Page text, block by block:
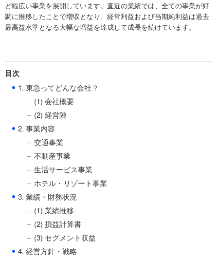
ど幅広い事業を展開しています。直近の業績では、全ての事業が好
調に推移したことで増収となり、経常利益および当期純利益は過去
最高益水準となる大幅な増益を達成して成長を続けています。
目次
● 1. 東急ってどんな会社？
(1) 会社概要
(2) 経営陣
● 2. 事業内容
交通事業
不動産事業
生活サービス事業
ホテル・リゾート事業
● 3. 業績・財務状況
(1) 業績推移
(2) 損益計算書
(3) セグメント収益
● 4. 経営方針・戦略